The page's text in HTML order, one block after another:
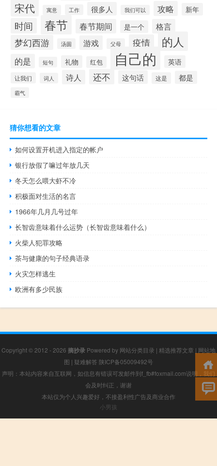
宋代 寓意 工作 很多人 我们可以 攻略 新年
时间 春节 春节期间 是一个 格言
梦幻西游 汤圆 游戏 父母 疫情 的人
的是 短句 礼物 红包 自己的 英语
让我们 词人 诗人 还不 这句话 这是 都是
霸气
猜你想看的文章
如何设置开机进入指定的帐户
银行放假了嘛过年放几天
冬天怎么喂大虾不冷
积极面对生活的名言
1966年几月几号过年
长智齿意味着什么运势（长智齿意味着什么）
火柴人犯罪攻略
茶与健康的句子经典语录
火灾怎样逃生
欧洲有多少民族
Copyright © 2012 - 2026 摘抄录 Powered by 网站分类目录 | 精选推荐文章 | 网站地
图 | 疑难解答 陕ICP备05009492号
声明：本站内容来自互联网，如信息有错误可发邮件到f_fb#foxmail.com说明，我们
会及时纠正，谢谢
本站仅为个人兴趣爱好，不接盈利性广告及商业合作
小男孩